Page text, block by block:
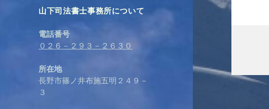
山下司法書士事務所について
電話番号
０２６－２９３－２６３０
所在地
長野市篠ノ井布施五明２４９－
３